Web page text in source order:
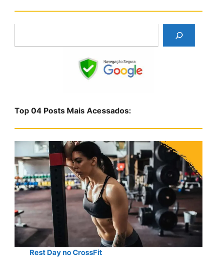
a
r
Top 04 Posts Mais Acessados:
Rest Day no CrossFit